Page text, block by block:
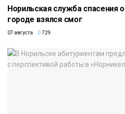
Норильская служба спасения
городе взялся смог
07 августа 729